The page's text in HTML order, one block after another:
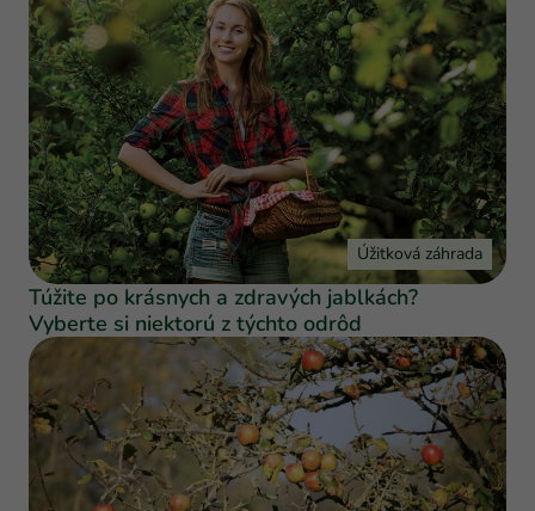
Úžitková záhrada
Túžite po krásnych a zdravých jablkách?
Vyberte si niektorú z týchto odrôd